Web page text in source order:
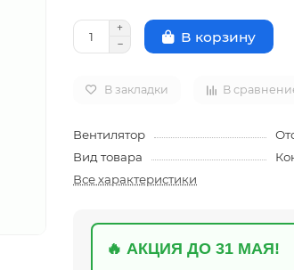
В корзину
В закладки В
Вентилятор
Вид товара
Все характеристики
🔥 АКЦИЯ ДО 31 МАЯ!